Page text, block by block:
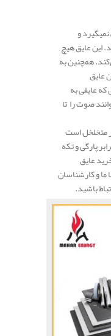
و
این عایق هیچ
همچنین به
عایق
عایقی به
صوت را تا
متخلخل است
پارگی و تکه
عایق
ما و کارشناسان
باشید.